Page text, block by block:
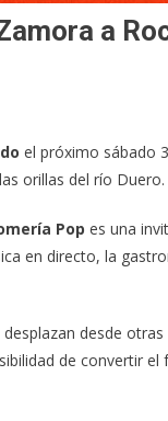
a
el próximo sábado
orillas del río Duero.
Pop es una
en directo, la
desde
de convertir